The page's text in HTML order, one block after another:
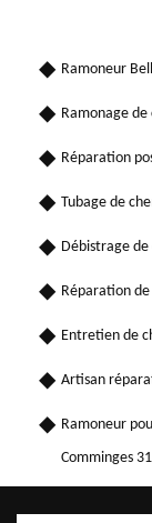
Ramoneur
Ramonage de
Réparation
Tubage de
Débistrage de
Réparation
Entretien de
Artisan
Ramoneur
Comminges